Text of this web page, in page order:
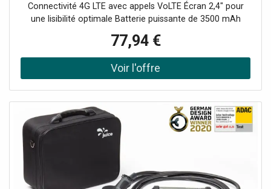
Connectivité 4G LTE avec appels VoLTE Écran 2,4" pour
une lisibilité optimale Batterie puissante de 3500 mAh
pour une gestion flexible des communications Appareil
photo 2 MP avec flash LED Bluetooth 5.1 pour des
connexions sans fil fiables Port USB Type-C pour une
charge rapide et efficace
77,94 €